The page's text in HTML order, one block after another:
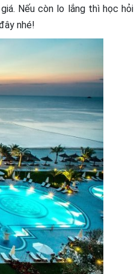
Nếu còn lo lắng thì học hỏi
nhé!